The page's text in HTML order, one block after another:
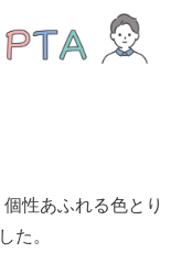
性あふれる色とり
た。